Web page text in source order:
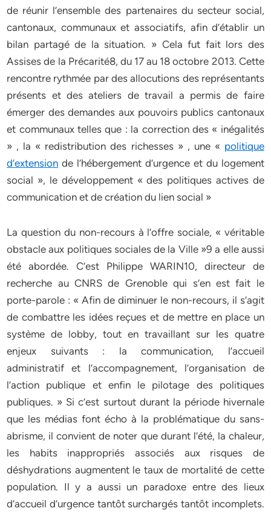
de réunir l’ensemble des partenaires du secteur social,
cantonaux, communaux et associatifs, afin d’établir un
bilan partagé de la situation. » Cela fut fait lors des
Assises de la Précarité8, du 17 au 18 octobre 2013. Cette
rencontre rythmée par des allocutions des représentants
présents et des ateliers de travail a permis de faire
émerger des demandes aux pouvoirs publics cantonaux
et communaux telles que : la correction des « inégalités
» , la « redistribution des richesses » , une « politique
d’extension de l’hébergement d’urgence et du logement
social », le développement « des politiques actives de
communication et de création du lien social »
La question du non-recours à l’offre sociale, « véritable
obstacle aux politiques sociales de la Ville »9 a elle aussi
été abordée. C’est Philippe WARIN10, directeur de
recherche au CNRS de Grenoble qui s’en est fait le
porte-parole : « Afin de diminuer le non-recours, il s’agit
de combattre les idées reçues et de mettre en place un
système de lobby, tout en travaillant sur les quatre
enjeux suivants : la communication, l’accueil
administratif et l’accompagnement, l’organisation de
l’action publique et enfin le pilotage des politiques
publiques. » Si c’est surtout durant la période hivernale
que les médias font écho à la problématique du sans-
abrisme, il convient de noter que durant l’été, la chaleur,
les habits inappropriés associés aux risques de
déshydrations augmentent le taux de mortalité de cette
population. Il y a aussi un paradoxe entre des lieux
d’accueil d’urgence tantôt surchargés tantôt incomplets.